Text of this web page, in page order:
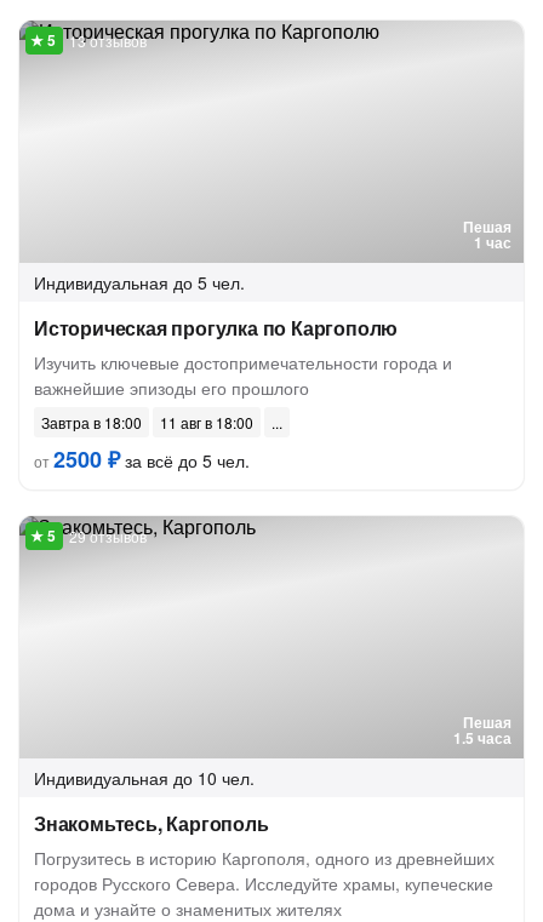
Пешая
1 час
13 отзывов
Индивидуальная до 5 чел.
Историческая прогулка по Каргополю
Изучить ключевые достопримечательности города и
важнейшие эпизоды его прошлого
Завтра в 18:00
11 авг в 18:00
от2500 ₽за всё до 5 чел.
Пешая
1.5 часа
29 отзывов
Индивидуальная до 10 чел.
Знакомьтесь, Каргополь
Погрузитесь в историю Каргополя, одного из древнейших
городов Русского Севера. Исследуйте храмы, купеческие
дома и узнайте о знаменитых жителях